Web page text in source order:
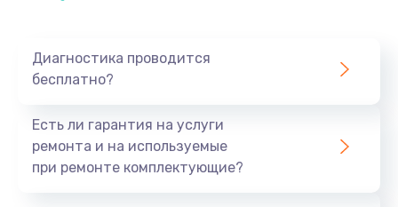
Замена микросхемы зарядки
Заказать
Диагностика проводится
бесплатно?
Есть ли гарантия на услуги
ремонта и на используемые
при ремонте комплектующие?